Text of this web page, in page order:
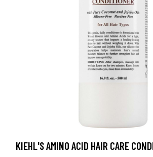
KIEHL'S AMINO ACID HAIR CARE